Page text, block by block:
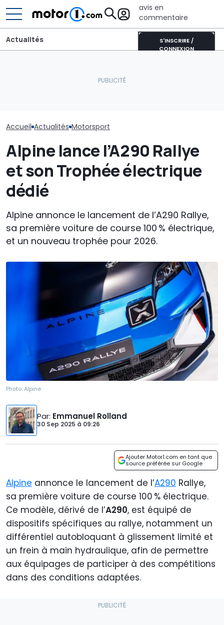
avis en
commentaire
S'INSCRIRE /
CONNEXION
Actualités
Accueil Actualités Motorsport
Alpine lance l’A290 Rallye
et son Trophée électrique
dédié
Alpine annonce le lancement de l’A290 Rallye,
sa première voiture de course 100 % électrique,
et un nouveau trophée pour 2026.
Photo:Alpine
Par: Emmanuel Rolland
30 Sep 2025 à 09:26
Ajouter Motor1.com en tant que
source préférée sur Google
Alpine annonce le lancement de l’A290 Rallye,
sa première voiture de course 100 % électrique.
Ce modèle, dérivé de l’A290, est équipé de
dispositifs spécifiques au rallye, notamment un
différentiel autobloquant à glissement limité et
un frein à main hydraulique, afin de permettre
aux équipages de participer à des compétitions
dans des conditions adaptées.